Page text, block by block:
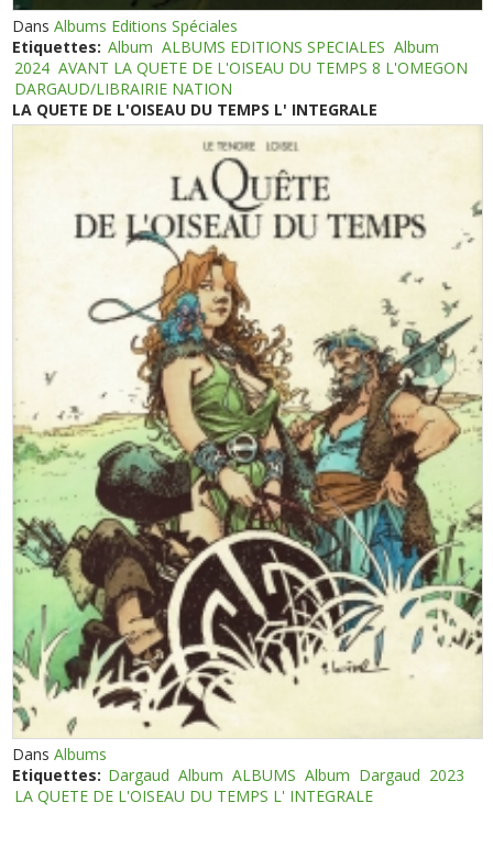
DansAlbums Editions Spéciales
Etiquettes: Album ALBUMS EDITIONS SPECIALES Album
2024 AVANT LA QUETE DE L'OISEAU DU TEMPS 8 L'OMEGON
DARGAUD/LIBRAIRIE NATION
LA QUETE DE L'OISEAU DU TEMPS L' INTEGRALE
DansAlbums
Etiquettes: Dargaud Album ALBUMS Album Dargaud 2023
LA QUETE DE L'OISEAU DU TEMPS L' INTEGRALE